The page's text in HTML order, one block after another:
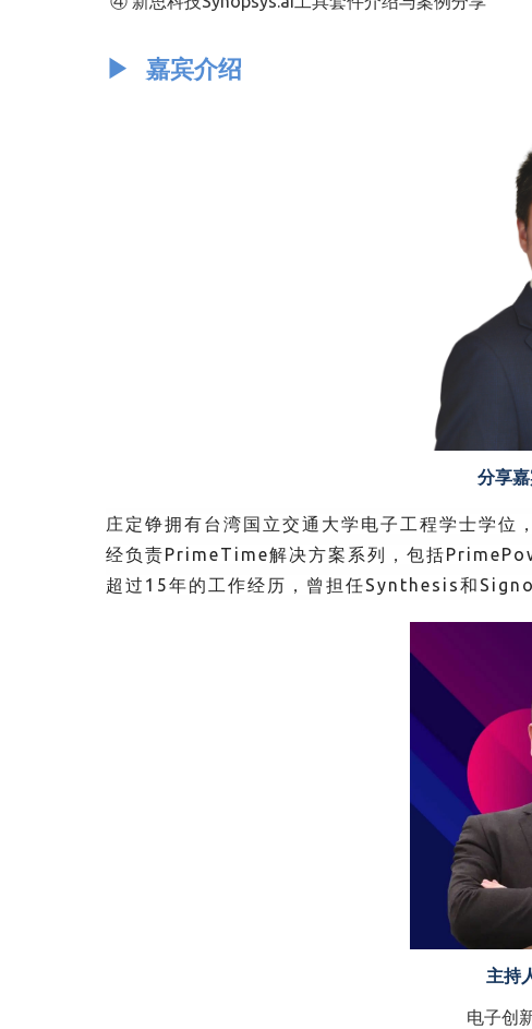
▶ 嘉宾介绍
分享
庄定铮拥有台湾国立交通大学电子工程学士学
经负责PrimeTime解决方案系列，包括
超过15年的工作经历，曾担任Synthesis和
主
电子创